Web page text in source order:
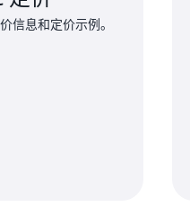
信息和定价示例。